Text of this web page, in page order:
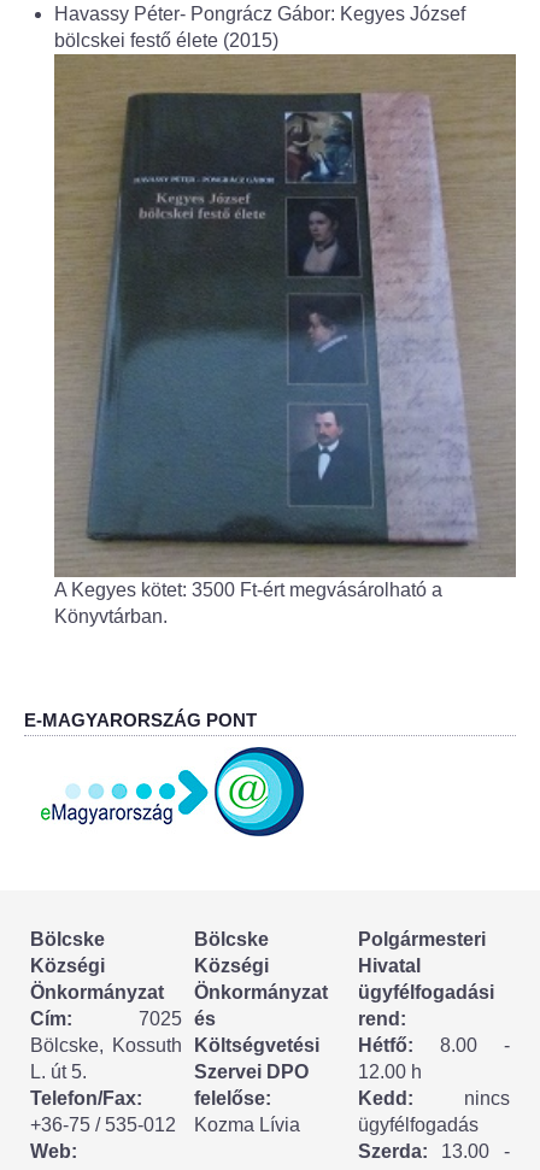
Gyermekorvos
Fogorvos
Központi orvosi ügyelet
Alapszolgáltatási Központ
Kultúra
IKSZT - Integrált Közösségi és Szolgáltató Tér
Rendezvényház
Rákóczi Mozi
HIRDETMÉNYEK
ESEMÉNYEK
TESTVÉRTELEPÜLÉSÜNK:
Választási szervek
Választási ügyintézés
2024. évi általános választások
Havassy Péter- Pongrácz Gábor: Kegyes József
bölcskei festő élete (2015)
A Kegyes kötet: 3500 Ft-ért megvásárolható a
Könyvtárban.
E-MAGYARORSZÁG PONT
Bölcske
Községi
Önkormányzat
Cím: 7025
Bölcske, Kossuth
L. út 5.
Telefon/Fax:
+36-75 / 535-012
Web:
Bölcske
Községi
Önkormányzat
és
Költségvetési
Szervei DPO
felelőse:
Kozma Lívia
Polgármesteri
Hivatal
ügyfélfogadási
rend:
Hétfő: 8.00 -
12.00 h
Kedd: nincs
ügyfélfogadás
Szerda: 13.00 -